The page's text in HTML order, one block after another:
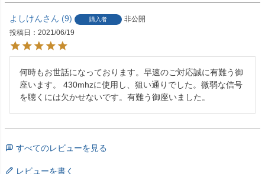
よしけん 9 購入者
非公開
投稿日
2021/06/19
何時もお世話になっております。早速のご対応誠に有難う御
座います。 430mhzに使用し、狙い通りでした。微弱な信号
を聴くには欠かせないです。有難う御座いました。
すべてのレビューを見る
レビューを書く